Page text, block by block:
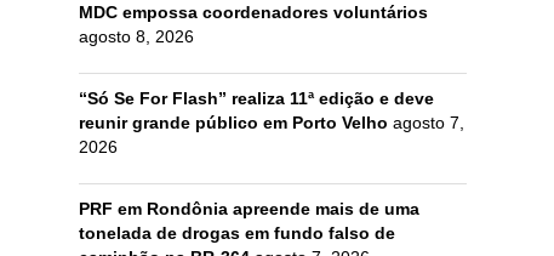
MDC empossa coordenadores voluntários
agosto 8, 2026
“Só Se For Flash” realiza 11ª edição e deve
reunir grande público em Porto Velho agosto 7,
2026
PRF em Rondônia apreende mais de uma
tonelada de drogas em fundo falso de